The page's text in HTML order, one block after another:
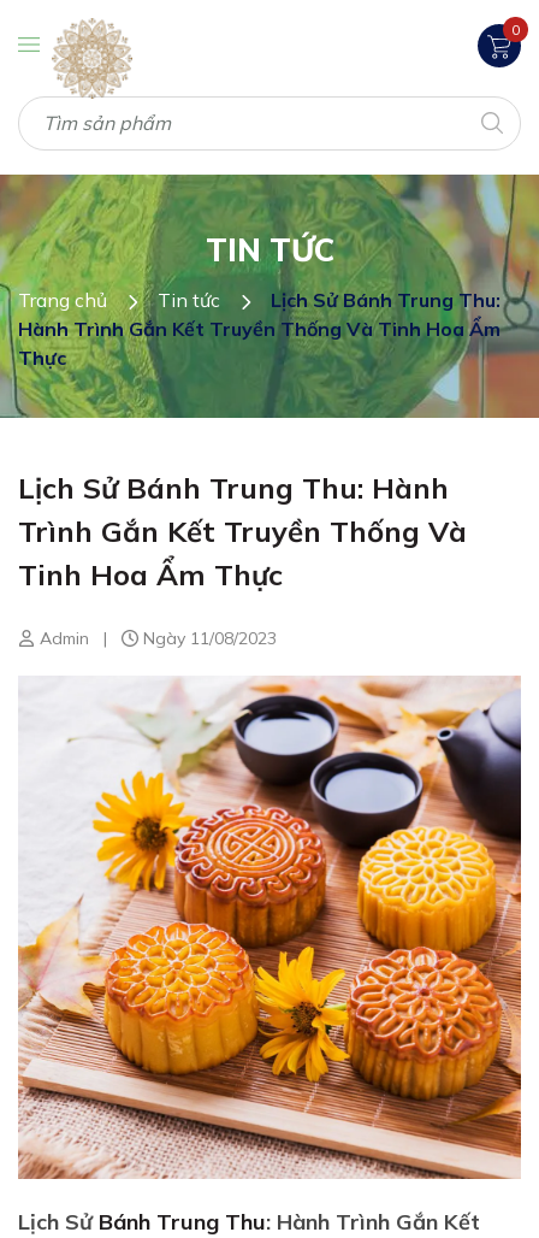
0
TIN TỨC
Trang chủ Tin tức
Lịch Sử Bánh Trung Thu:
Hành Trình Gắn Kết Truyền Thống Và Tinh Hoa Ẩm
Thực
Lịch Sử Bánh Trung Thu: Hành
Trình Gắn Kết Truyền Thống Và
Tinh Hoa Ẩm Thực
Admin | Ngày 11/08/2023
Lịch Sử Bánh Trung Thu: Hành Trình Gắn Kết